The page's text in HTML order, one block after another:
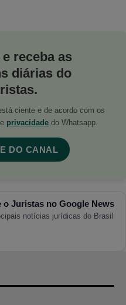
receba as
diárias do
ciente e de acordo com os
e privacidade do Whatsapp.
DO CANAL
o Juristas no Google News
notícias jurídicas do Brasil